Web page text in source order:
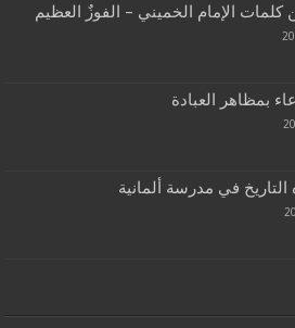
الإمام الخميني – الفوزٌ العظيم
بمظاهر العبادة
في مدرسة ألمانية